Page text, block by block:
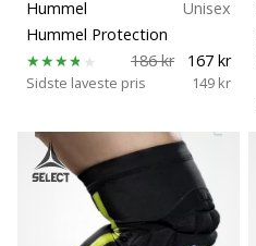
ud
af,
om
det
25. 11. 2024
2 min. Læsning
Bæredygtige
Teknologi
Hummel
Unisex
Hummel Protection
186 kr
167 kr
Sidste laveste pris 149 kr